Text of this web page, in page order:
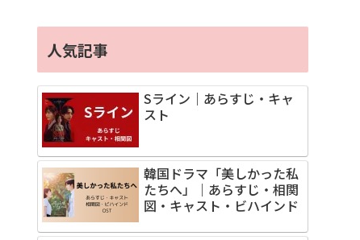
人気記事
Sライン｜あらすじ・キャ
スト
韓国ドラマ「美しかった私
たちへ」｜あらすじ・相関
図・キャスト・ビハインド